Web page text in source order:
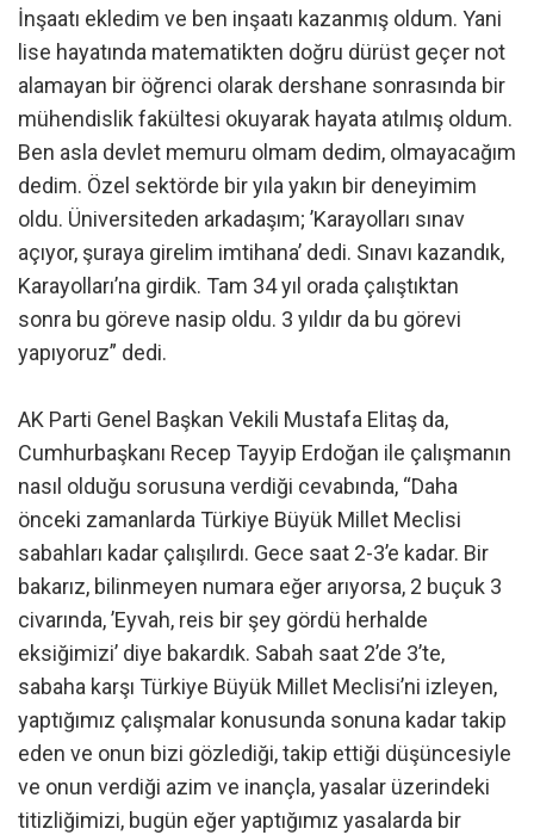
İnşaatı ekledim ve ben inşaatı kazanmış oldum. Yani
lise hayatında matematikten doğru dürüst geçer not
alamayan bir öğrenci olarak dershane sonrasında bir
mühendislik fakültesi okuyarak hayata atılmış oldum.
Ben asla devlet memuru olmam dedim, olmayacağım
dedim. Özel sektörde bir yıla yakın bir deneyimim
oldu. Üniversiteden arkadaşım; ’Karayolları sınav
açıyor, şuraya girelim imtihana’ dedi. Sınavı kazandık,
Karayolları’na girdik. Tam 34 yıl orada çalıştıktan
sonra bu göreve nasip oldu. 3 yıldır da bu görevi
yapıyoruz” dedi.
AK Parti Genel Başkan Vekili Mustafa Elitaş da,
Cumhurbaşkanı Recep Tayyip Erdoğan ile çalışmanın
nasıl olduğu sorusuna verdiği cevabında, “Daha
önceki zamanlarda Türkiye Büyük Millet Meclisi
sabahları kadar çalışılırdı. Gece saat 2-3’e kadar. Bir
bakarız, bilinmeyen numara eğer arıyorsa, 2 buçuk 3
civarında, ’Eyvah, reis bir şey gördü herhalde
eksiğimizi’ diye bakardık. Sabah saat 2’de 3’te,
sabaha karşı Türkiye Büyük Millet Meclisi’ni izleyen,
yaptığımız çalışmalar konusunda sonuna kadar takip
eden ve onun bizi gözlediği, takip ettiği düşüncesiyle
ve onun verdiği azim ve inançla, yasalar üzerindeki
titizliğimizi, bugün eğer yaptığımız yasalarda bir